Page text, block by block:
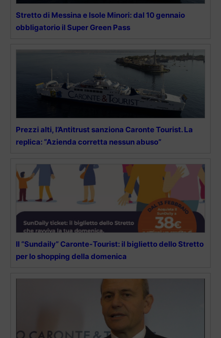
Stretto di Messina e Isole Minori: dal 10 gennaio
obbligatorio il Super Green Pass
Prezzi alti, l’Antitrust sanziona Caronte Tourist. La
replica: “Azienda corretta nessun abuso”
Il “Sundaily” Caronte-Tourist: il biglietto dello Stretto
per lo shopping della domenica